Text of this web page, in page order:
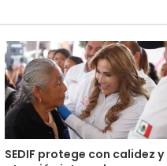
SEDIF protege con calidez y